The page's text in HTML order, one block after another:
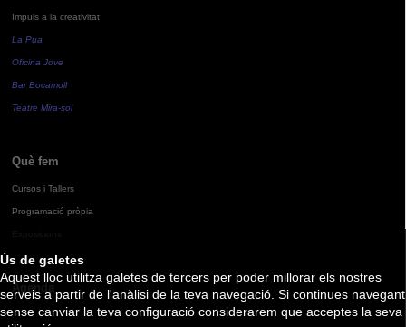
Ús de galetes
Aquest lloc utilitza galetes de tercers per poder millorar els nostres
serveis a partir de l'anàlisi de la teva navegació. Si continues navegant
sense canviar la teva configuració considerarem que acceptes la seva
Impuls a la creativitat
La Pua
Oficina Jove
Bar Bocamoll
Teatre Mira-sol
Què fem
Cursos i Tallers
Programació pròpia
Agenda